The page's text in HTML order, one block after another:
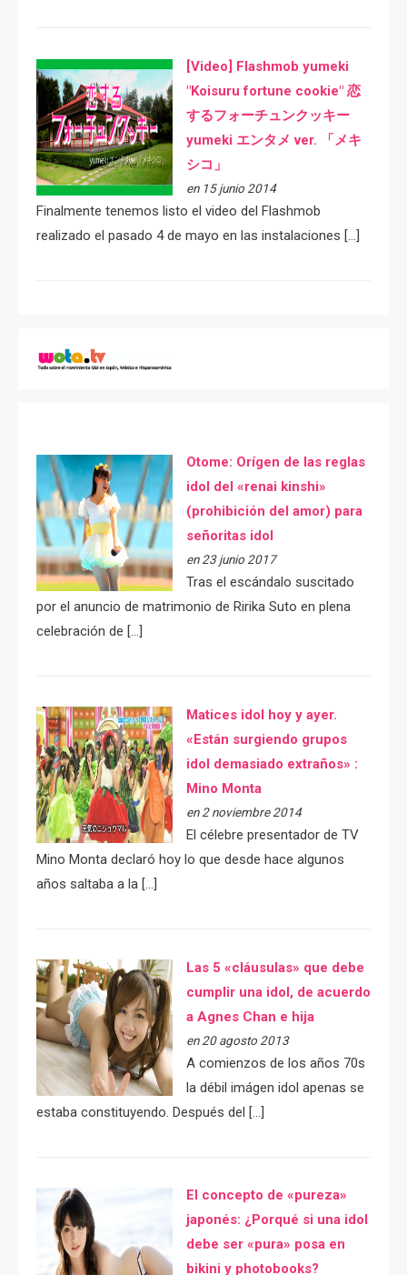
[Video] Flashmob yumeki
"Koisuru fortune cookie" 恋
するフォーチュンクッキー
yumeki エンタメ ver. 「メキ
シコ」
en 15 junio 2014
Finalmente tenemos listo el video del Flashmob
realizado el pasado 4 de mayo en las instalaciones […]
Otome: Orígen de las reglas
idol del «renai kinshi»
(prohibición del amor) para
señoritas idol
en 23 junio 2017
Tras el escándalo suscitado
por el anuncio de matrimonio de Ririka Suto en plena
celebración de […]
Matices idol hoy y ayer.
«Están surgiendo grupos
idol demasiado extraños» :
Mino Monta
en 2 noviembre 2014
El célebre presentador de TV
Mino Monta declaró hoy lo que desde hace algunos
años saltaba a la […]
Las 5 «cláusulas» que debe
cumplir una idol, de acuerdo
a Agnes Chan e hija
en 20 agosto 2013
A comienzos de los años 70s
la débil imágen idol apenas se
estaba constituyendo. Después del […]
El concepto de «pureza»
japonés: ¿Porqué si una idol
debe ser «pura» posa en
bikini y photobooks?